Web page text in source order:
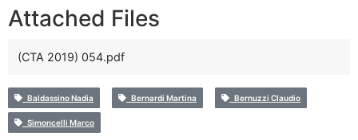
Attached Files
(CTA 2019) 054.pdf
Baldassino Nadia Bernardi Martina Bernuzzi Claudio
Simoncelli Marco